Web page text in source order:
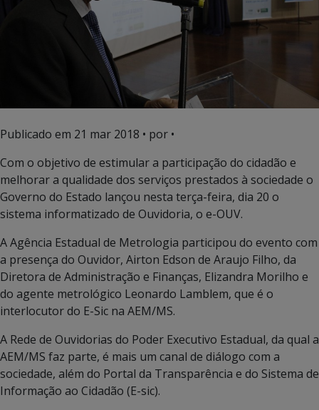
Publicado em 21 mar 2018 • por •
Com o objetivo de estimular a participação do cidadão e
melhorar a qualidade dos serviços prestados à sociedade o
Governo do Estado lançou nesta terça-feira, dia 20 o
sistema informatizado de Ouvidoria, o e-OUV.
A Agência Estadual de Metrologia participou do evento com
a presença do Ouvidor, Airton Edson de Araujo Filho, da
Diretora de Administração e Finanças, Elizandra Morilho e
do agente metrológico Leonardo Lamblem, que é o
interlocutor do E-Sic na AEM/MS.
A Rede de Ouvidorias do Poder Executivo Estadual, da qual a
AEM/MS faz parte, é mais um canal de diálogo com a
sociedade, além do Portal da Transparência e do Sistema de
Informação ao Cidadão (E-sic).